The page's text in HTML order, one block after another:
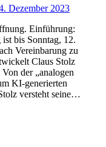
Dezember 2023
Einführung:
bis Sonntag, 12.
Vereinbarung zu
Claus Stolz
der „analogen
KI-generierten
versteht seine…